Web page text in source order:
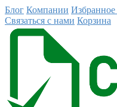
Блог Компании Избранное
Связаться с нами Корзина